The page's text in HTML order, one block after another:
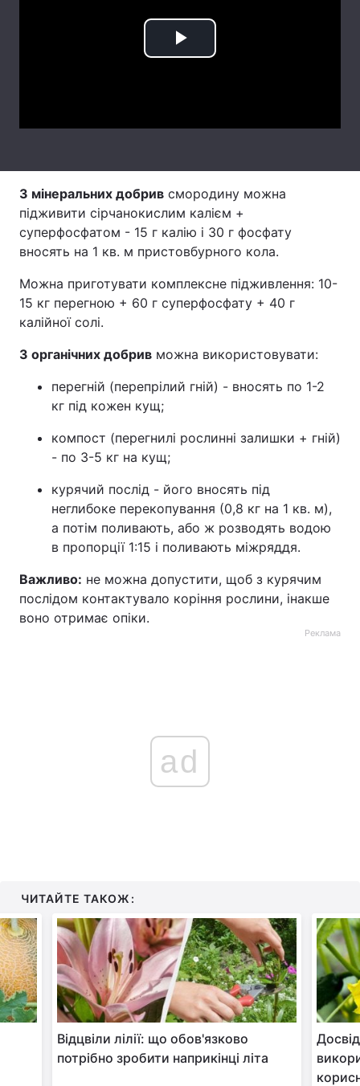
Тема оформлення
Play
З мінеральних добрив смородину можна
підживити сірчанокислим калієм +
суперфосфатом - 15 г калію і 30 г фосфату
вносять на 1 кв. м пристовбурного кола.
Можна приготувати комплексне підживлення: 10-
15 кг перегною + 60 г суперфосфату + 40 г
калійної солі.
З органічних добрив можна використовувати:
перегній (перепрілий гній) - вносять по 1-2
кг під кожен кущ;
компост (перегнилі рослинні залишки + гній)
- по 3-5 кг на кущ;
курячий послід - його вносять під
неглибоке перекопування (0,8 кг на 1 кв. м),
а потім поливають, або ж розводять водою
в пропорції 1:15 і поливають міжряддя.
Важливо: не можна допустити, щоб з курячим
послідом контактувало коріння рослини, інакше
воно отримає опіки.
Реклама
ad
ЧИТАЙТЕ ТАКОЖ:
Відцвіли лілії: що обов'язково
потрібно зробити наприкінці літа